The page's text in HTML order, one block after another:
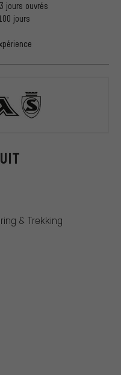
& Trekking
jours ouvrés
jours
SILCA